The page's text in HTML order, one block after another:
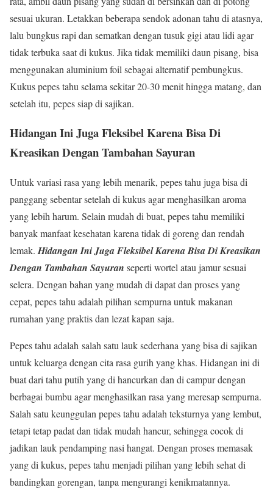
sesuai ukuran. Letakkan beberapa sendok adonan tahu di atasnya,
lalu bungkus rapi dan sematkan dengan tusuk gigi atau lidi agar
tidak terbuka saat di kukus. Jika tidak memiliki daun pisang, bisa
menggunakan aluminium foil sebagai alternatif pembungkus.
Kukus pepes tahu selama sekitar 20-30 menit hingga matang, dan
setelah itu, pepes siap di sajikan.
Hidangan Ini Juga Fleksibel Karena Bisa Di
Kreasikan Dengan Tambahan Sayuran
Untuk variasi rasa yang lebih menarik, pepes tahu juga bisa di
panggang sebentar setelah di kukus agar menghasilkan aroma
yang lebih harum. Selain mudah di buat, pepes tahu memiliki
banyak manfaat kesehatan karena tidak di goreng dan rendah
lemak. Hidangan Ini Juga Fleksibel Karena Bisa Di Kreasikan
Dengan Tambahan Sayuran seperti wortel atau jamur sesuai
selera. Dengan bahan yang mudah di dapat dan proses yang
cepat, pepes tahu adalah pilihan sempurna untuk makanan
rumahan yang praktis dan lezat kapan saja.
Pepes tahu adalah salah satu lauk sederhana yang bisa di sajikan
untuk keluarga dengan cita rasa gurih yang khas. Hidangan ini di
buat dari tahu putih yang di hancurkan dan di campur dengan
berbagai bumbu agar menghasilkan rasa yang meresap sempurna.
Salah satu keunggulan pepes tahu adalah teksturnya yang lembut,
tetapi tetap padat dan tidak mudah hancur, sehingga cocok di
jadikan lauk pendamping nasi hangat. Dengan proses memasak
yang di kukus, pepes tahu menjadi pilihan yang lebih sehat di
bandingkan gorengan, tanpa mengurangi kenikmatannya.